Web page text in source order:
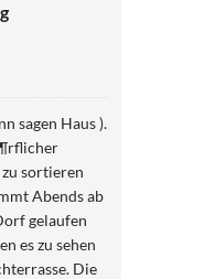
sagen Haus ).
sortieren
Abends ab
gelaufen
es zu sehen
Die